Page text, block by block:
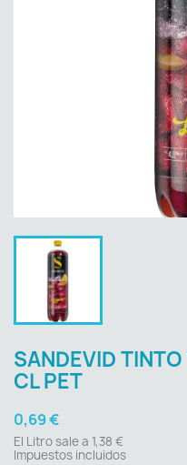
SANDEVID
CL PET
0,69 €
El Litro sale a 1,38 €
Impuestos incluidos